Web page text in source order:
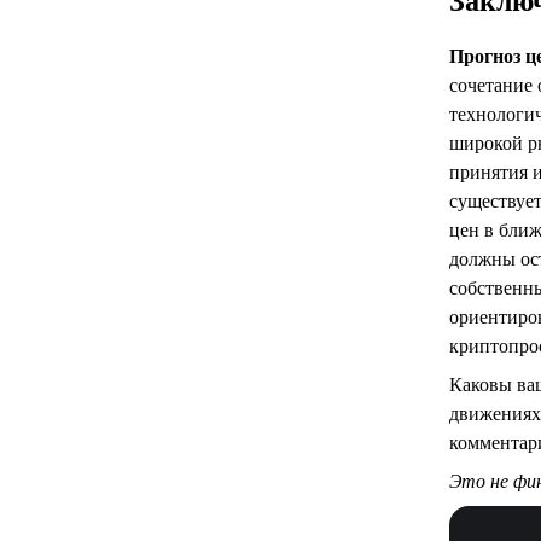
Прогноз
сочетание
широкой
принятия
цен в
должны
Каковы
Это не